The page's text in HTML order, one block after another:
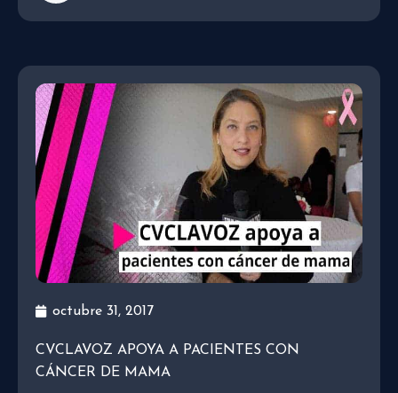
octubre 31, 2017
CVCLAVOZ APOYA A PACIENTES CON
CÁNCER DE MAMA